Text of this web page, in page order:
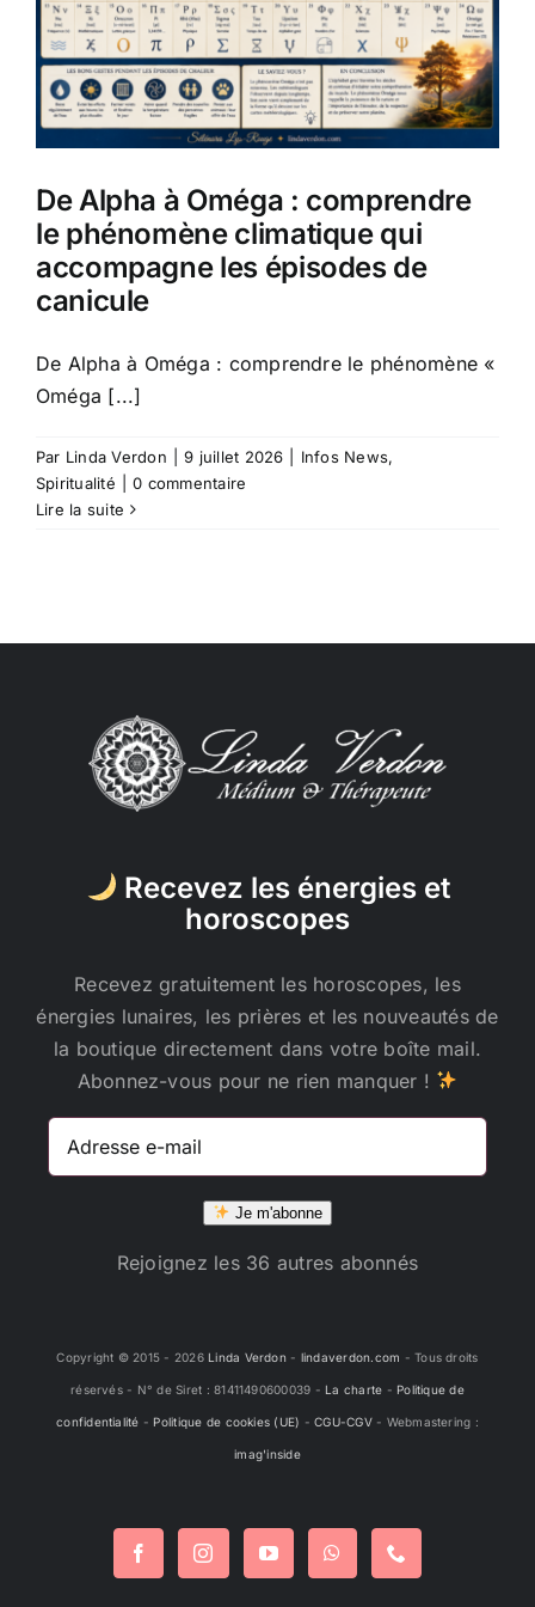
De Alpha à Oméga : comprendre
le phénomène climatique qui
accompagne les épisodes de
canicule
De Alpha à Oméga : comprendre le phénomène «
Oméga [...]
Par Linda Verdon 9 juillet 2026 Infos News,
Spiritualité
0 commentaire
Lire la suite
Recevez les énergies et
horoscopes
Recevez gratuitement les horoscopes, les
énergies lunaires, les prières et les nouveautés de
la boutique directement dans votre boîte mail.
Abonnez-vous pour ne rien manquer !
Adresse
Je m'abonne
Rejoignez les 36 autres abonnés
Copyright © 2015 - 2026 Linda Verdon- lindaverdon.com - Tous droits
réservés - N° de Siret : 81411490600039 - La charte - Politique de
confidentialité - Politique de cookies (UE) -CGU-CGV- Webmastering :
imag'inside